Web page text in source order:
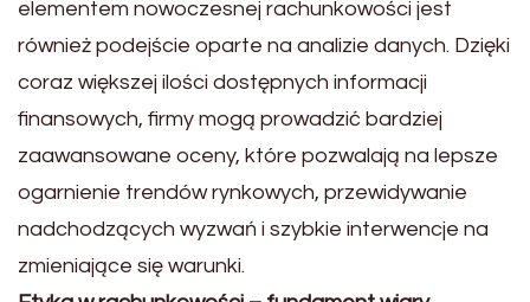
elementem nowoczesnej rachunkowości jest
również podejście oparte na analizie danych. Dzięki
coraz większej ilości dostępnych informacji
finansowych, firmy mogą prowadzić bardziej
zaawansowane oceny, które pozwalają na lepsze
ogarnienie trendów rynkowych, przewidywanie
nadchodzących wyzwań i szybkie interwencje na
zmieniające się warunki.